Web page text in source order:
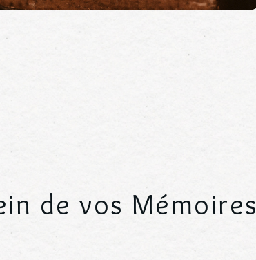
de vos Mémoires